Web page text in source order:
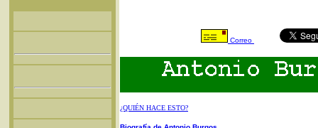
Correo
¿QUIÉN HACE ESTO?